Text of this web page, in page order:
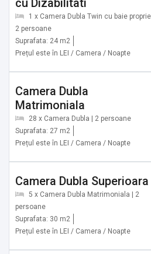
ramâne întotdeauna elementele
privește activitatea noastră.
Suntem dedicați oferirii celor mai
reântoarcerea în hotelul nostru să
necesitate ci o veritabilă placere.
Sala de conferințe are o
pentru oranizarea de evenimente
seminarii, etc.
Dotări sală de conferințe:
✔️ Video proiector
✔️ Flip-chart
✔️ Sistem de sonorizare
✔️ Spații pentru coffee break
1 x Camera Dubla Twin cu baie
2 persoane
Suprafata: 24 m2
Prețul este în LEI / Camera / Noapte
Camera Dubla
Matrimoniala
28 x Camera Dubla | 2 persoane
Suprafata: 27 m2
Prețul este în LEI / Camera / Noapte
Camera Dubla Superioara
5 x Camera Dubla Matrimoniala | 2
persoane
Suprafata: 30 m2
Prețul este în LEI / Camera / Noapte